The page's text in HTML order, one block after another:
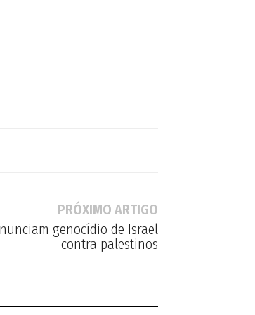
PRÓXIMO ARTIGO
genocídio de Israel
contra palestinos